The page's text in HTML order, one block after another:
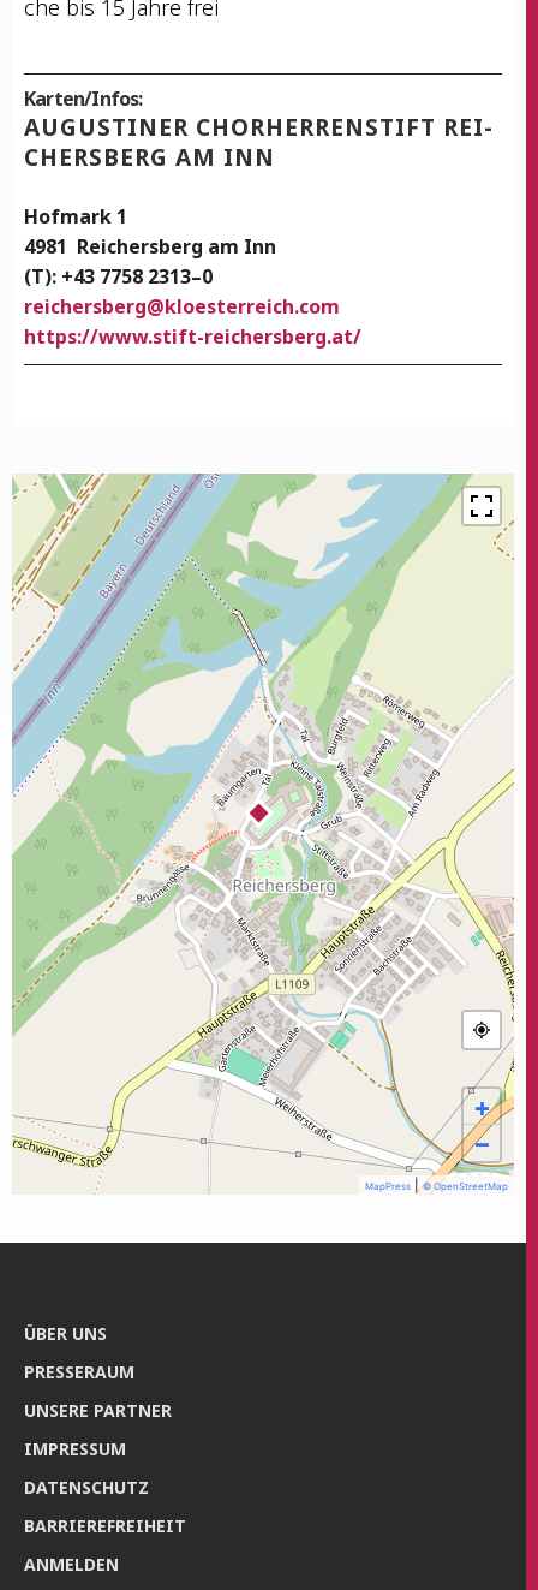
che bis 15 Jah­re frei
Karten/Infos:
AUGUS­TI­NER CHOR­HER­REN­STIFT REI­
CHERS­BERG AM INN
Hof­mark 1
4981 Rei­chers­berg am Inn
(T): +43 7758 2313–0
rei­chers­berg@kloesterreich.com
https://www.stift-reichersberg.at/
+
−
MapPress |© OpenStreetMap
ÜBER UNS
PRES­SE­RAUM
UNSE­RE PARTNER
IMPRES­SUM
DATEN­SCHUTZ
BAR­RIE­RE­FREI­HEIT
ANMEL­DEN